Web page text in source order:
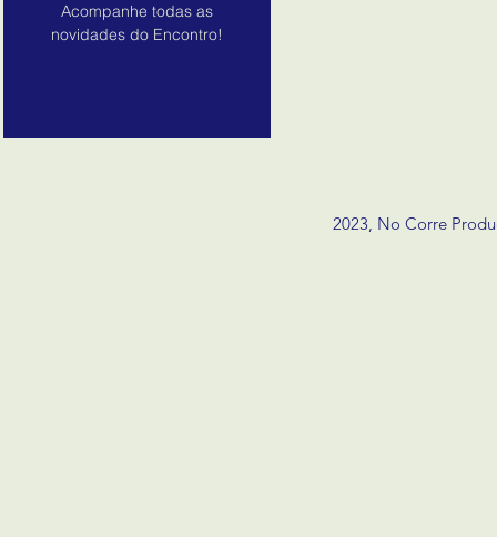
Acompanhe todas as
novidades do Encontro!
2023, No Corre